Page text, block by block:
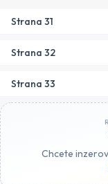
Strana 31
Strana 32
Strana 33
Chcete